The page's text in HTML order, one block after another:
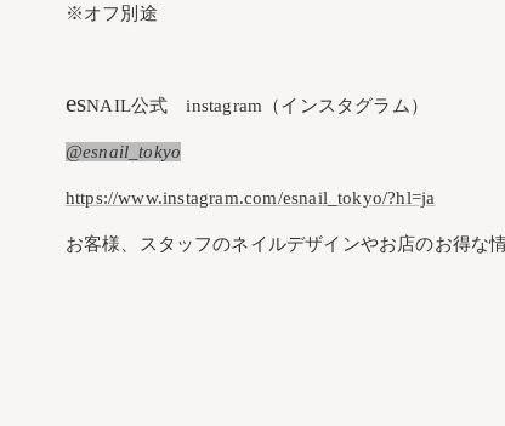
※オフ別途
esNAIL公式 instagram（インスタグラム）
@esnail_tokyo
https://www.instagram.com/esnail_tokyo/?hl=ja
お客様、スタッフのネイルデザインやお店のお得な